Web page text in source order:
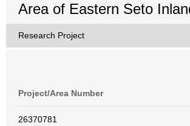
Area of Eastern Seto
Research Project
Project/Area Number
26370781